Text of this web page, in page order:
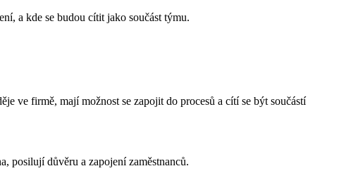
a kde se budou cítit jako součást týmu.
ve firmě, mají možnost se zapojit do procesů a cítí se být součástí
posilují důvěru a zapojení zaměstnanců.